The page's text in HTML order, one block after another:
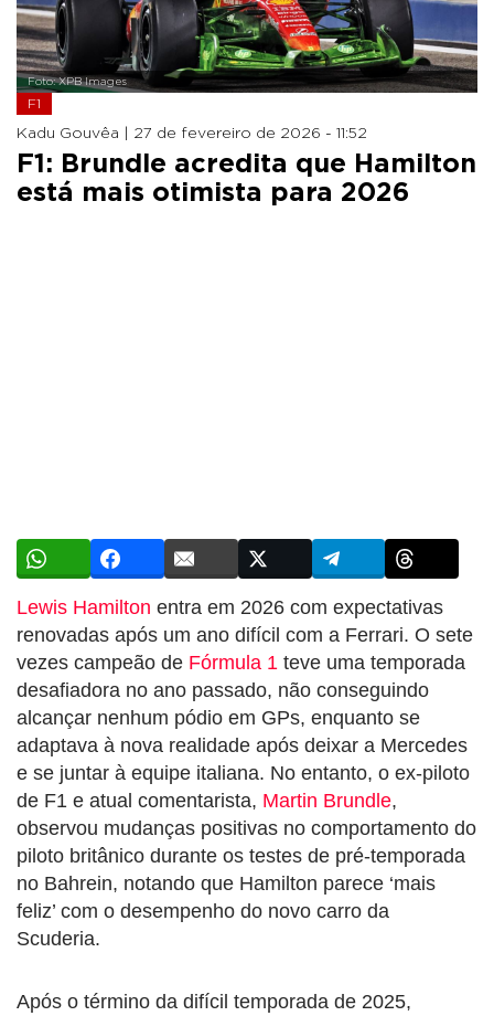
Foto: XPB Images
F1
Kadu Gouvêa | 27 de fevereiro de 2026 - 11:52
F1: Brundle acredita que Hamilton
está mais otimista para 2026
Lewis Hamilton entra em 2026 com expectativas
renovadas após um ano difícil com a Ferrari. O sete
vezes campeão de Fórmula 1 teve uma temporada
desafiadora no ano passado, não conseguindo
alcançar nenhum pódio em GPs, enquanto se
adaptava à nova realidade após deixar a Mercedes
e se juntar à equipe italiana. No entanto, o ex-piloto
de F1 e atual comentarista, Martin Brundle,
observou mudanças positivas no comportamento do
piloto britânico durante os testes de pré-temporada
no Bahrein, notando que Hamilton parece ‘mais
feliz’ com o desempenho do novo carro da
Scuderia.
Após o término da difícil temporada de 2025,